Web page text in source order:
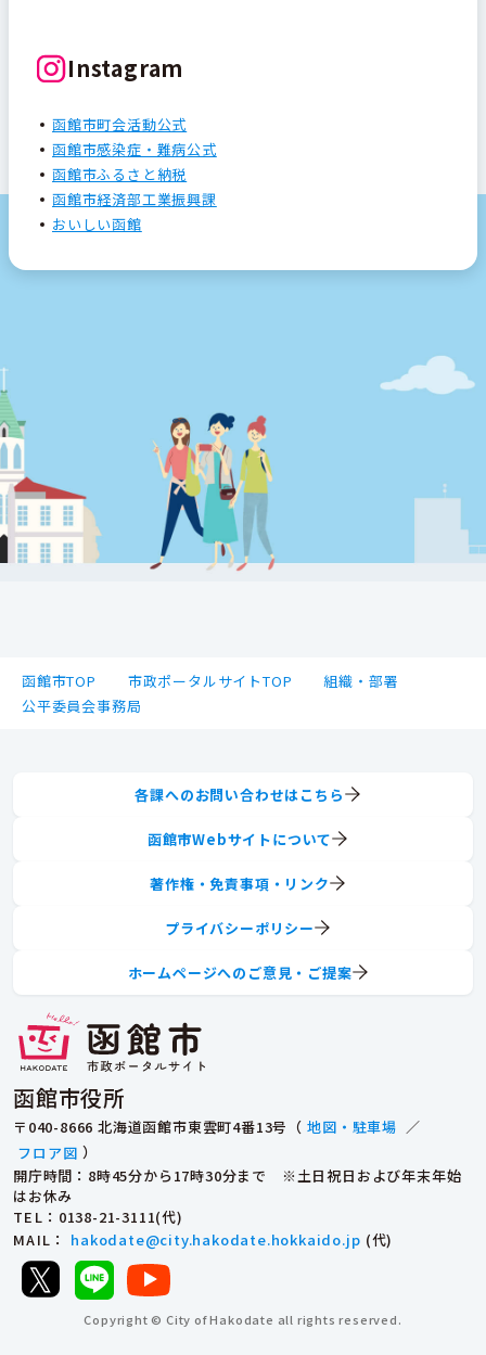
Instagram
函館市町会活動公式
函館市感染症・難病公式
函館市ふるさと納税
函館市経済部工業振興課
おいしい函館
函館市TOP 市政ポータルサイトTOP
組織・部署
公平委員会事務局
函館市役所
〒040-8666 北海道函館市東雲町4番13号（ 地図・駐車場 ／
フロア図 ）
開庁時間：8時45分から17時30分まで ※土日祝日および年末年始
はお休み
TEL ：0138-21-3111(代)
MAIL ： hakodate@city.hakodate.hokkaido.jp (代)
各課へのお問い合わせはこちら
函館市Webサイトについて
著作権・免責事項・リンク
プライバシーポリシー
ホームページへのご意見・ご提案
Copyright © City of Hakodate all rights reserved.